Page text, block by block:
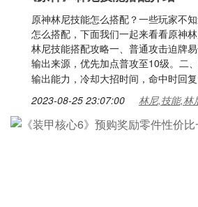
原神林尼技能怎么搭配？一些玩家不
怎么搭配，下面我们一起来看看原神
林尼技能搭配攻略一、普通攻击迫牌
输出来源，优先加点普攻至10级。二
输出能力，冷却大招时间，命中时回
2023-08-25 23:07:00 林尼,技能,林